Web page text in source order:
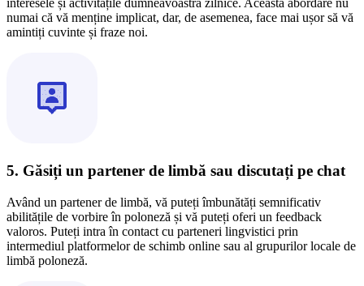
interesele și activitățile dumneavoastră zilnice. Această abordare nu
numai că vă menține implicat, dar, de asemenea, face mai ușor să vă
amintiți cuvinte și fraze noi.
5. Găsiți un partener de limbă sau discutați pe chat
Având un partener de limbă, vă puteți îmbunătăți semnificativ
abilitățile de vorbire în poloneză și vă puteți oferi un feedback
valoros. Puteți intra în contact cu parteneri lingvistici prin
intermediul platformelor de schimb online sau al grupurilor locale de
limbă poloneză.